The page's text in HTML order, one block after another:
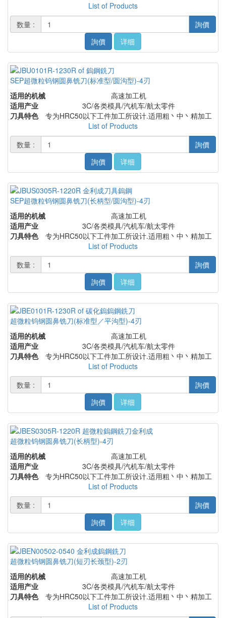
List of Products
数量 :
詢價
詢價
详细
SEP超微粒钨钢圆鼻铣刀(标准型/圆沟型)-4刃
适用的机械
高速加工机
适用产业
3C/各类模具/汽机车/航太零件
刀具特色
专为HRC50以下工件加工所设计.适用粗丶中丶精加工
List of Products
数量 :
詢價
詢價
详细
SEP超微粒钨钢圆鼻铣刀(长柄型/圆沟型)-4刃
适用的机械
高速加工机
适用产业
3C/各类模具/汽机车/航太零件
刀具特色
专为HRC50以下工件加工所设计.适用粗丶中丶精加工
List of Products
数量 :
詢價
詢價
详细
超微粒钨钢圆鼻铣刀(标准型／平沟型)-4刃
适用的机械
高速加工机
适用产业
3C/各类模具/汽机车/航太零件
刀具特色
专为HRC50以下工件加工所设计.适用粗丶中丶精加工
List of Products
数量 :
詢價
詢價
详细
超微粒钨钢圆鼻铣刀(长柄型)-4刃
适用的机械
高速加工机
适用产业
3C/各类模具/汽机车/航太零件
刀具特色
专为HRC50以下工件加工所设计.适用粗丶中丶精加工
List of Products
数量 :
詢價
詢價
详细
超微粒钨钢圆鼻铣刀(短刃长颈型)-2刃
适用的机械
高速加工机
适用产业
3C/各类模具/汽机车/航太零件
刀具特色
专为HRC50以下工件加工所设计.适用粗丶中丶精加工
List of Products